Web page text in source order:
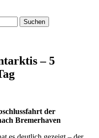
– 5
der
Bremerhaven